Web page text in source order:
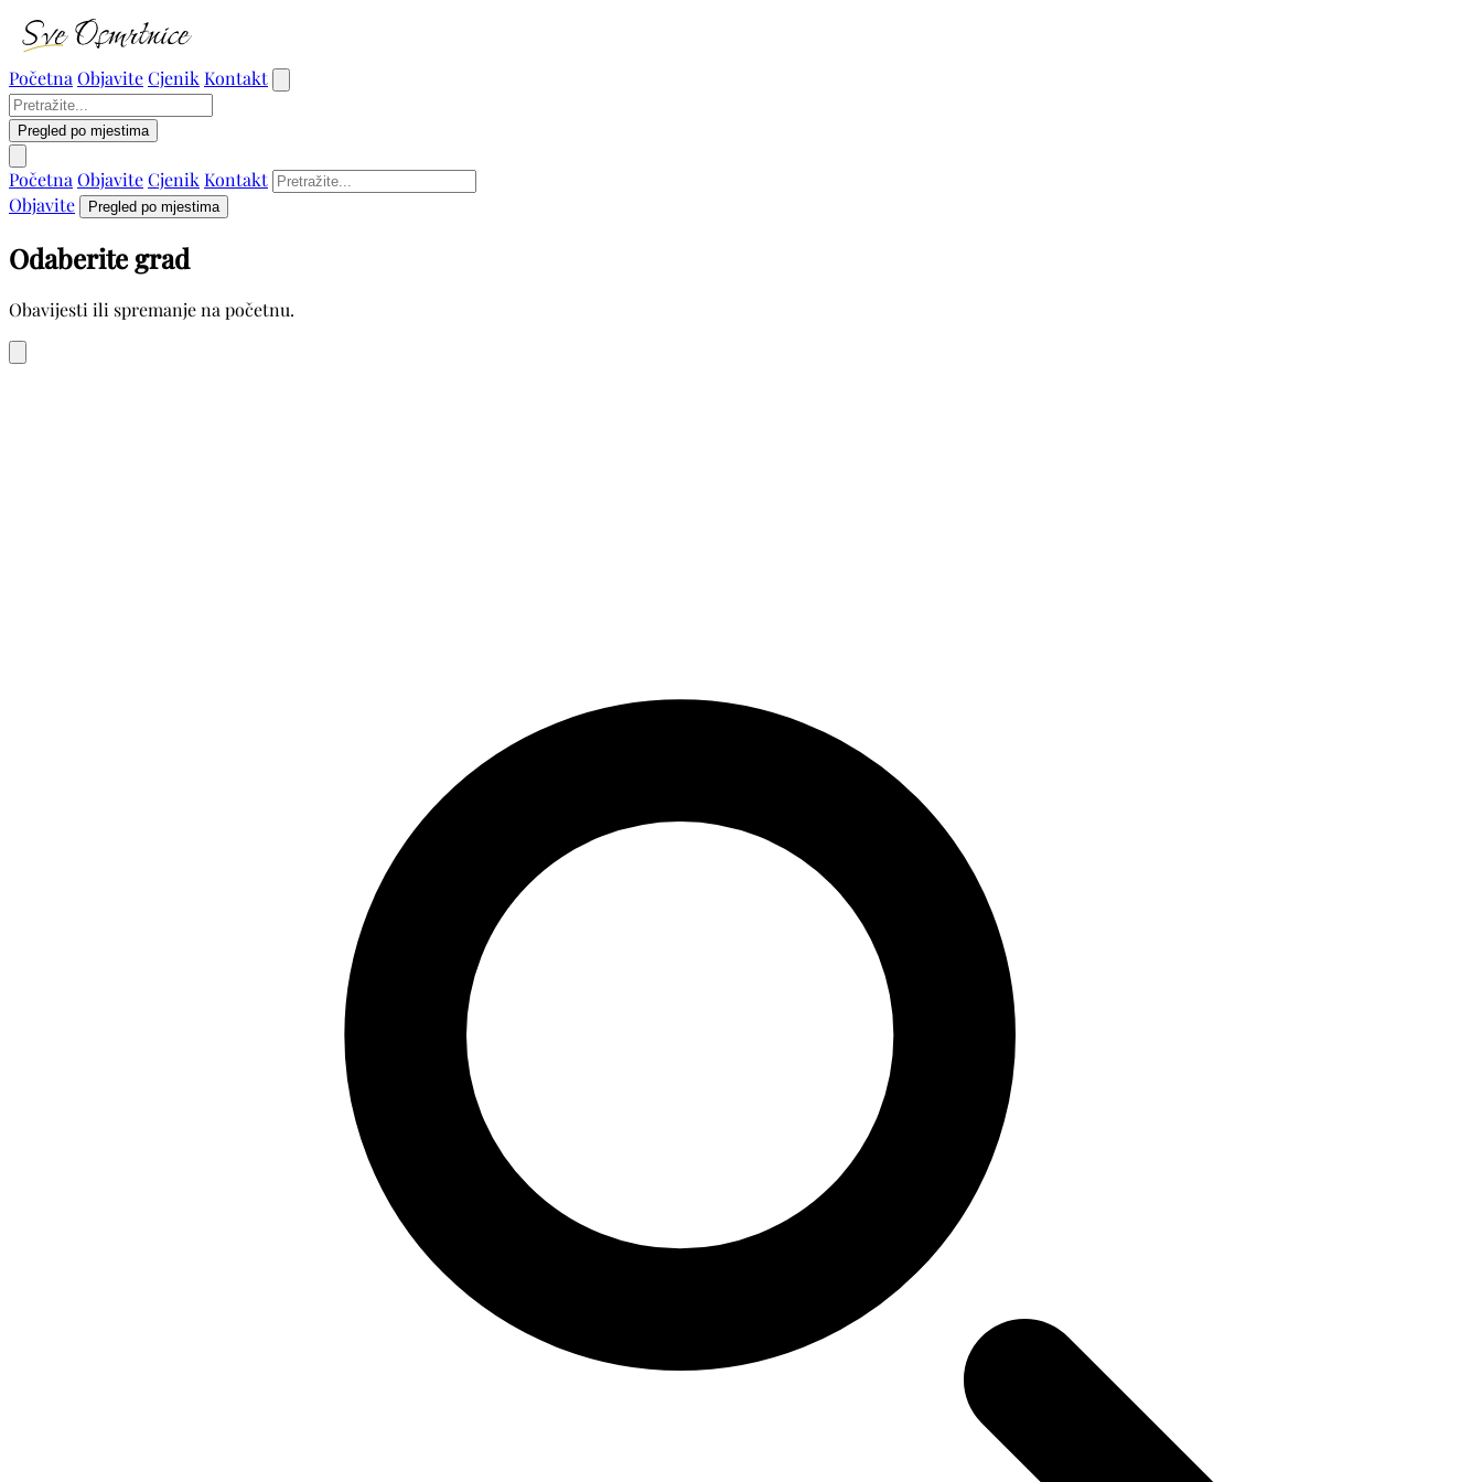
Početna ObjaviteCjenik Kontakt
Pregled po mjestima
Početna ObjaviteCjenik Kontakt
Objavite
Pregled po mjestima
Odaberite grad
Obavijesti ili spremanje na početnu.